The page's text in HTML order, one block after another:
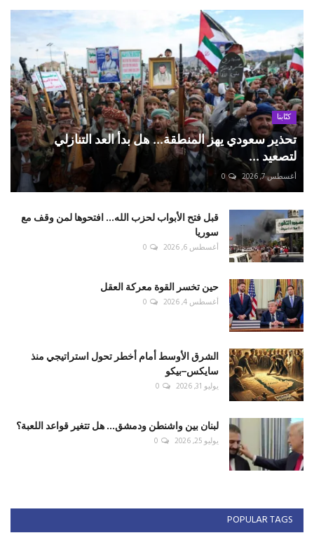
كتّابنا
تحذير سعودي يهز المنطقة... هل بدأ العد التنازلي
لتصعيد ...
أغسطس 7, 2026 0
قبل فتح الأبواب لحزب الله... افتحوها لمن وقف مع
سوريا
أغسطس 6, 2026 0
حين تخسر القوة معركة العقل
أغسطس 4, 2026 0
الشرق الأوسط أمام أخطر تحول استراتيجي منذ
سايكس–بيكو
يوليو 31, 2026 0
لبنان بين واشنطن ودمشق... هل تتغير قواعد اللعبة؟
يوليو 25, 2026 0
POPULAR TAGS